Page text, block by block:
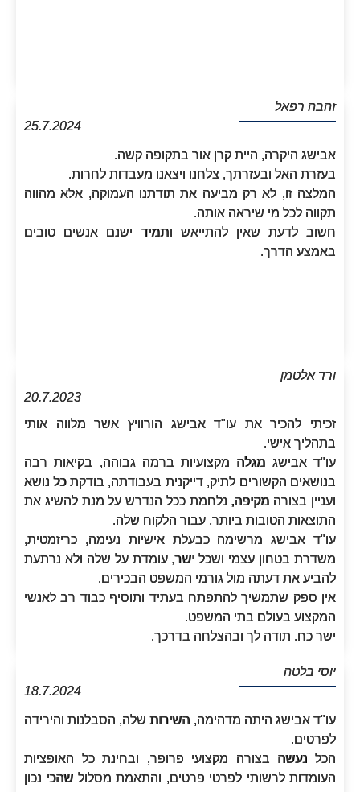
אבישג היקרה, היית קרן אור בתקופה קשה.
בעזרת האל ובעזרתך, צלחנו ויצאנו מעבדות לחרות.
המלצה זו, לא רק מביעה את תודתנו העמוקה, אלא מהווה
תקווה לכל מי שיראה אותה.
חשוב לדעת שאין להתייאש ותמיד ישנם אנשים טובים
באמצע הדרך.
זהבה רפאל
25.7.2024
זכיתי להכיר את עו"ד אבישג הורוויץ אשר מלווה אותי
בתהליך אישי.
עו"ד אבישג מגלה מקצועיות ברמה גבוהה, בקיאות רבה
בנושאים הקשורים לתיק, דייקנית בעבודתה, בודקת כל נושא
ועניין בצורה מקיפה, נלחמת ככל הנדרש על מנת להשיג את
התוצאות הטובות ביותר, עבור הלקוח שלה.
עו"ד אבישג מרשימה כבעלת אישיות נעימה, כריזמטית,
משדרת בטחון עצמי ושכל ישר, עומדת על שלה ולא נרתעת
להביע את דעתה מול גורמי המשפט הבכירים.
אין ספק שתמשיך להתפתח בעתיד ותוסיף כבוד רב לאנשי
המקצוע בעולם בתי המשפט.
ישר כח. תודה לך ובהצלחה בדרכך.
ורד אלטמן
20.7.2023
עו"ד אבישג היתה מדהימה, השירות שלה, הסבלנות והירידה
לפרטים.
הכל נעשה בצורה מקצועי פרופר, ובחינת כל האופציות
העומדות לרשותי לפרטי פרטים, והתאמת מסלול שהכי נכון
יוסי בלטה
18.7.2024